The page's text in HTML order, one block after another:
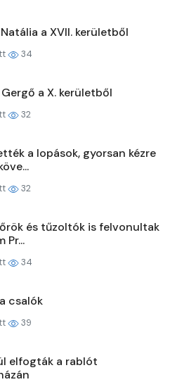
a XVII. kerületből
34
a X. kerületből
32
a lopások, gyorsan kézre
32
és tűzoltók is felvonultak
Pr...
34
csalók
39
elfogták a rablót